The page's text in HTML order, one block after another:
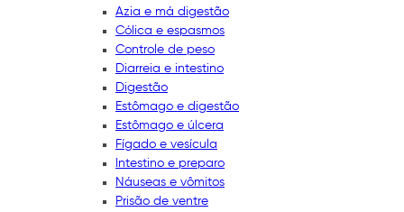
Azia e má digestão
Cólica e espasmos
Controle de peso
Diarreia e intestino
Digestão
Estômago e digestão
Estômago e úlcera
Fígado e vesícula
Intestino e preparo
Náuseas e vômitos
Prisão de ventre